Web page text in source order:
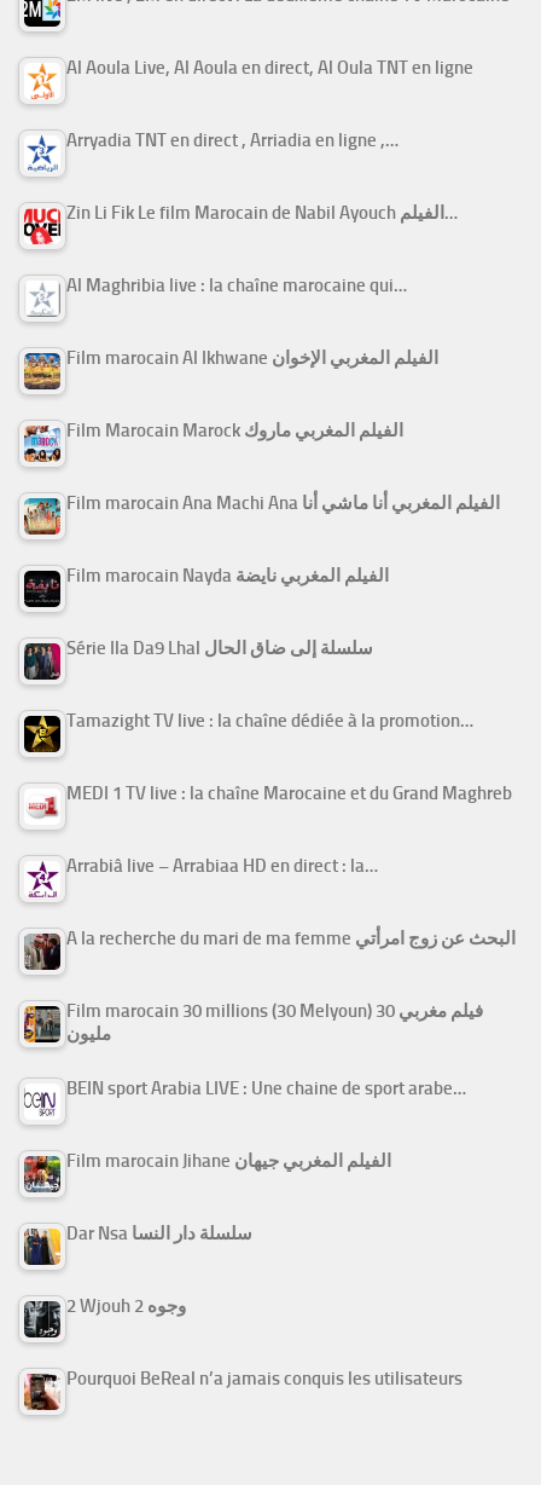
Al Aoula Live, Al Aoula en direct, Al Oula TNT en ligne
Arryadia TNT en direct , Arriadia en ligne ,…
Zin Li Fik Le film Marocain de Nabil Ayouch الفيلم…
Al Maghribia live : la chaîne marocaine qui…
Film marocain Al Ikhwane الفيلم المغربي الإخوان
Film Marocain Marock الفيلم المغربي ماروك
Film marocain Ana Machi Ana الفيلم المغربي أنا ماشي أنا
Film marocain Nayda الفيلم المغربي نايضة
Série Ila Da9 Lhal سلسلة إلى ضاق الحال
Tamazight TV live : la chaîne dédiée à la promotion…
MEDI 1 TV live : la chaîne Marocaine et du Grand Maghreb
Arrabiâ live – Arrabiaa HD en direct : la…
A la recherche du mari de ma femme البحث عن زوج امرأتي
Film marocain 30 millions (30 Melyoun) فيلم مغربي 30
مليون
BEIN sport Arabia LIVE : Une chaine de sport arabe…
Film marocain Jihane الفيلم المغربي جيهان
Dar Nsa سلسلة دار النسا
2 Wjouh 2 وجوه
Pourquoi BeReal n’a jamais conquis les utilisateurs